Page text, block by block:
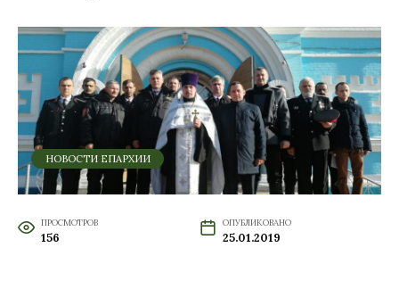
НОВОСТИ ЕПАРХИИ
ПРОСМОТРОВ
156
ОПУБЛИКОВАНО
25.01.2019